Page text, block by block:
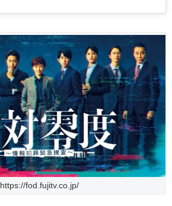
https://fod.fujitv.co.jp/